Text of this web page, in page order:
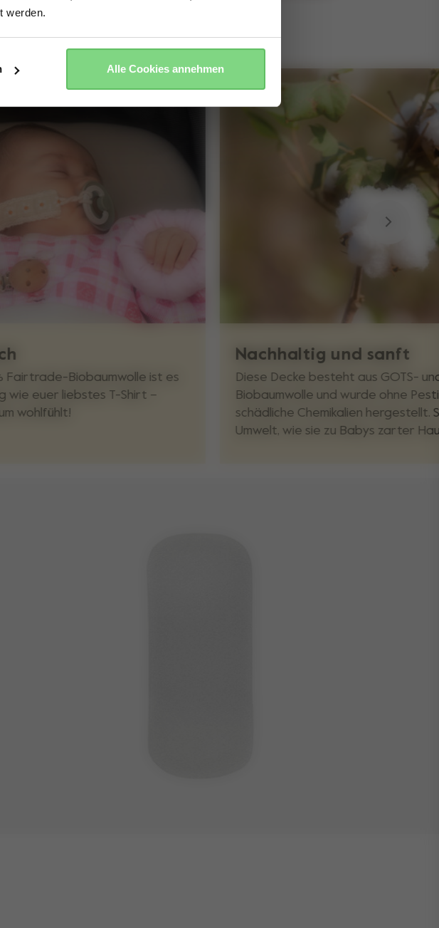
werden.
Alle Cookies annehmen
Fairtrade-Biobaumwolle ist es
wie euer liebstes T-Shirt –
wohlfühlt!
Nachhaltig und sanft
Diese Decke besteht aus GOTS-
Biobaumwolle und wurde ohne
schädliche Chemikalien hergestellt.
Umwelt, wie sie zu Babys zarter